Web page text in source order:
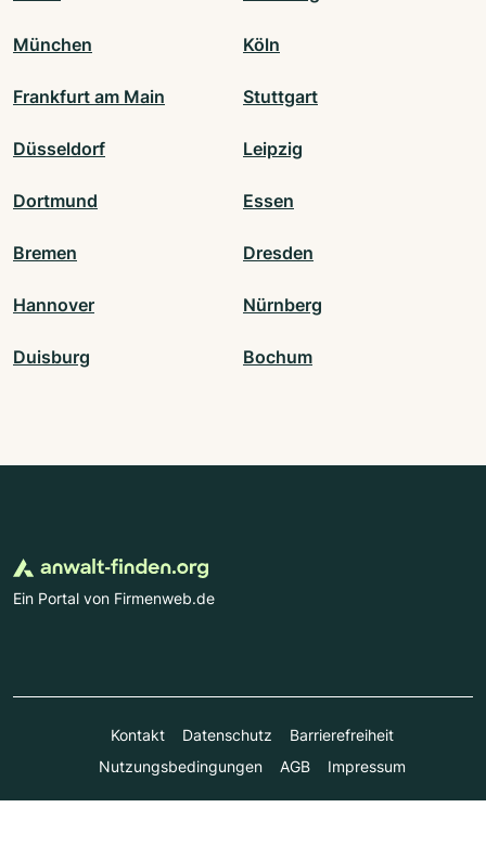
München Köln
Frankfurt am Main Stuttgart
Düsseldorf Leipzig
Dortmund Essen
Bremen Dresden
Hannover Nürnberg
Duisburg Bochum
Ein Portal von Firmenweb.de
Kontakt Datenschutz
Barrierefreiheit
Nutzungsbedingungen
AGB Impressum